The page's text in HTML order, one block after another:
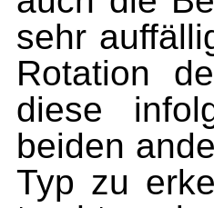
sehr
Rotation
diese
beiden
Typ zu